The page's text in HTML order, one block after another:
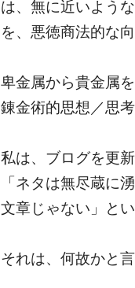
は、無に近いよう
を、悪徳商法的な
卑金属から貴金属
錬金術的思想／思
私は、ブログを更
「ネタは無尽蔵に
文章じゃない」と
それは、何故かと